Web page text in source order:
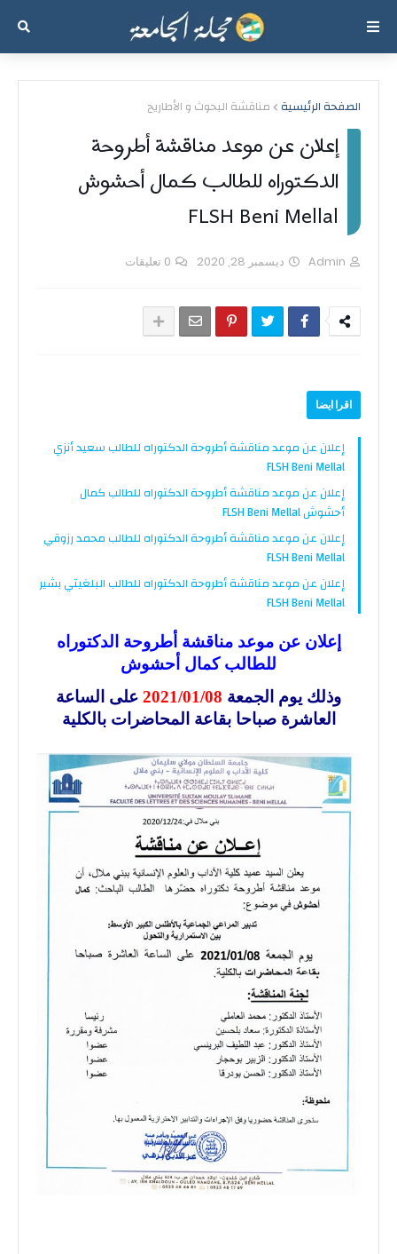
الصفحة الرئيسية مناقشة البحوث و الأطاريح
إعلان عن موعد مناقشة أطروحة
الدكتوراه للطالب كمال أحشوش
FLSH Beni Mellal
Admin ديسمبر 28, 2020 0 تعليقات
اقرا ايضا
إعلان عن موعد مناقشة أطروحة الدكتوراه للطالب سعيد أنزي
FLSH Beni Mellal
إعلان عن موعد مناقشة أطروحة الدكتوراه للطالب كمال
أحشوش FLSH Beni Mellal
إعلان عن موعد مناقشة أطروحة الدكتوراه للطالب محمد رزوقي
FLSH Beni Mellal
إعلان عن موعد مناقشة أطروحة الدكتوراه للطالب البلغيتي بشير
FLSH Beni Mellal
إعلان عن موعد مناقشة أطروحة الدكتوراه
للطالب كمال أحشوش
وذلك يوم الجمعة 2021/01/08 على الساعة
العاشرة صباحا بقاعة المحاضرات بالكلية